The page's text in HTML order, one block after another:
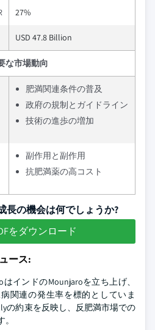
27%
USD 47.8 Billion
な市場動向
肥満関連条件の普及
政府の規制とガイドライン
技術の進歩の増加
副作用と副作用
抗肥満薬の高コスト
長の機会は何でしょうか?
をダウンロード
ース:
はインドのMounjaroを立ち上げ、
関連の発生率を標的としていま
の約束を反映し、反肥満市場での